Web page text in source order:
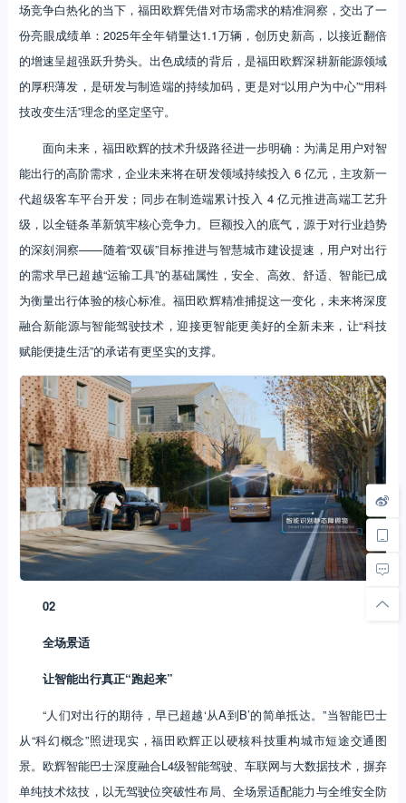
场竞争白热化的当下，福田欧辉凭借对市场需求的精准洞察，交出了一
份亮眼成绩单：2025年全年销量达1.1万辆，创历史新高，以接近翻倍
的增速呈超强跃升势头。出色成绩的背后，是福田欧辉深耕新能源领域
的厚积薄发，是研发与制造端的持续加码，更是对“以用户为中心”“用科
技改变生活”理念的坚定坚守。
面向未来，福田欧辉的技术升级路径进一步明确：为满足用户对智
能出行的高阶需求，企业未来将在研发领域持续投入 6 亿元，主攻新一
代超级客车平台开发；同步在制造端累计投入 4 亿元推进高端工艺升
级，以全链条革新筑牢核心竞争力。巨额投入的底气，源于对行业趋势
的深刻洞察——随着“双碳”目标推进与智慧城市建设提速，用户对出行
的需求早已超越“运输工具”的基础属性，安全、高效、舒适、智能已成
为衡量出行体验的核心标准。福田欧辉精准捕捉这一变化，未来将深度
融合新能源与智能驾驶技术，迎接更智能更美好的全新未来，让“科技
赋能便捷生活”的承诺有更坚实的支撑。
02
全场景适
让智能出行真正“跑起来”
“人们对出行的期待，早已超越‘从A到B’的简单抵达。”当智能巴士
从“科幻概念”照进现实，福田欧辉正以硬核科技重构城市短途交通图
景。欧辉智能巴士深度融合L4级智能驾驶、车联网与大数据技术，摒弃
单纯技术炫技，以无驾驶位突破性布局、全场景适配能力与全维安全防